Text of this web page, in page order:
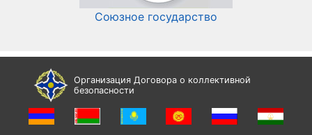
Союзное государство
Организация Договора о коллективной
безопасности